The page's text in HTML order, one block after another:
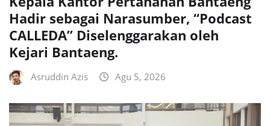
Hadir sebagai Narasumber, “Podcast
CALLEDA” Diselenggarakan oleh
Kejari Bantaeng.
Asruddin Azis Agu 5, 2026